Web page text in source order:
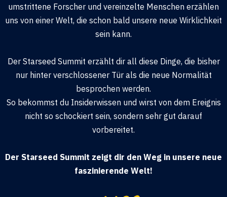
umstrittene Forscher und vereinzelte Menschen erzählen
uns von einer Welt, die schon bald unsere neue Wirklichkeit
sein kann.
Der Starseed Summit erzählt dir all diese Dinge, die bisher
nur hinter verschlossener Tür als die neue Normalität
besprochen werden.
So bekommst du Insiderwissen und wirst von dem Ereignis
nicht so schockiert sein, sondern sehr gut darauf
vorbereitet.
Der Starseed Summit zeigt dir den Weg in unsere neue
faszinierende Welt!